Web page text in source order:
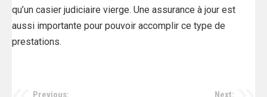
qu’un casier judiciaire vierge. Une assurance à jour est
aussi importante pour pouvoir accomplir ce type de
prestations.
Previous:
Next: